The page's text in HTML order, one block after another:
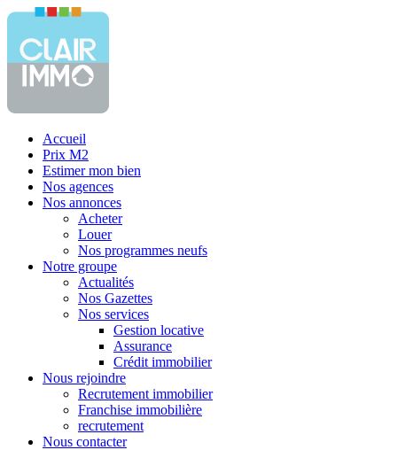
Accueil
Prix M2
Estimer mon bien
Nos agences
Nos annonces
Acheter
Louer
Nos programmes neufs
Notre groupe
Actualités
Nos Gazettes
Nos services
Gestion locative
Assurance
Crédit immobilier
Nous rejoindre
Recrutement immobilier
Franchise immobilière
recrutement
Nous contacter